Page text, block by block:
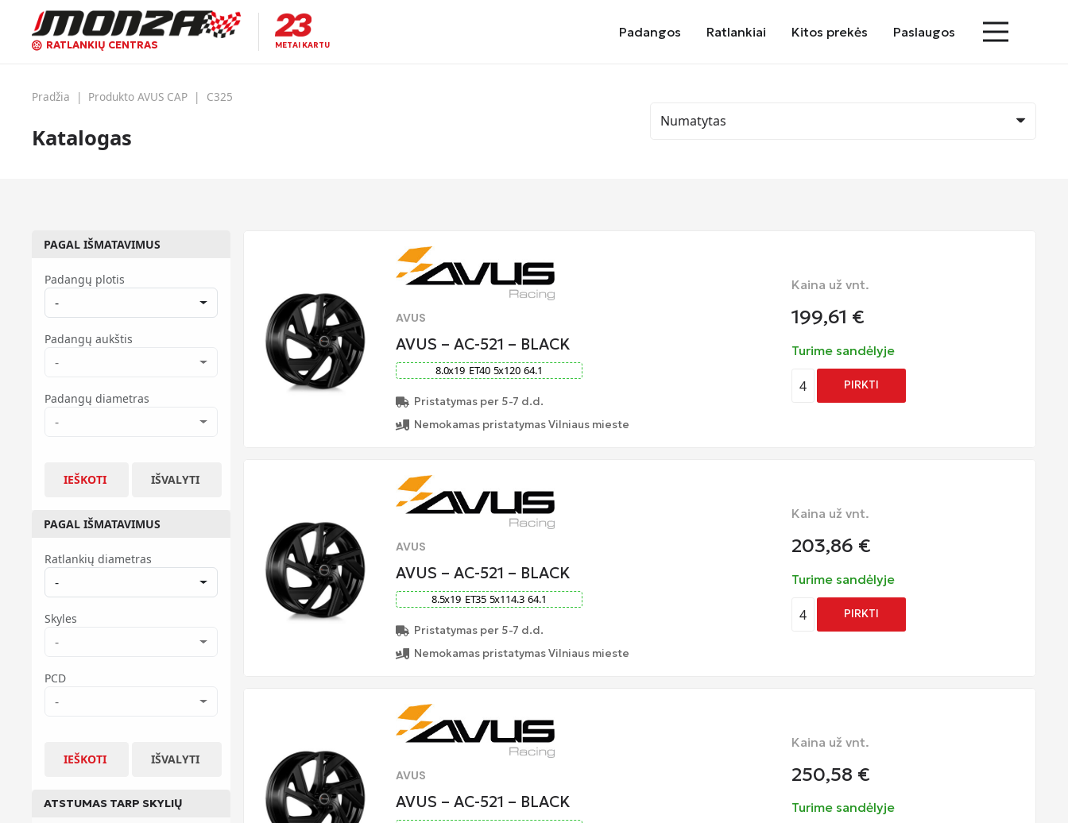
RATLANKIŲ CENTRAS METAI KARTU
Padangos Ratlankiai Kitos prekės Paslaugos
Pradžia | Produkto AVUS CAP | C325
Katalogas
PAGAL IŠMATAVIMUS
Padangų plotis
-
Padangų aukštis
-
Padangų diametras
-
IEŠKOTI IŠVALYTI
PAGAL IŠMATAVIMUS
Ratlankių diametras
-
Skyles
-
PCD
-
IEŠKOTI IŠVALYTI
ATSTUMAS TARP SKYLIŲ
AVUS
AVUS – AC-521 – BLACK
8.0x19 ET40 5x120 64.1
Pristatymas per 5-7 d.d.
Nemokamas pristatymas Vilniaus mieste
Kaina už vnt.
199,61 €
Turime sandėlyje
4 PIRKTI
AVUS
AVUS – AC-521 – BLACK
8.5x19 ET35 5x114.3 64.1
Pristatymas per 5-7 d.d.
Nemokamas pristatymas Vilniaus mieste
Kaina už vnt.
203,86 €
Turime sandėlyje
4 PIRKTI
AVUS
AVUS – AC-521 – BLACK
Kaina už vnt.
250,58 €
Turime sandėlyje